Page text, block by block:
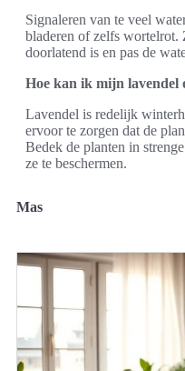
Signaleren van te veel
bladeren of zelfs wortelrot.
doorlatend is en pas de
Hoe kan ik mijn lavendel
Lavendel is redelijk
ervoor te zorgen dat de
Bedek de planten in
ze te beschermen.
Mas